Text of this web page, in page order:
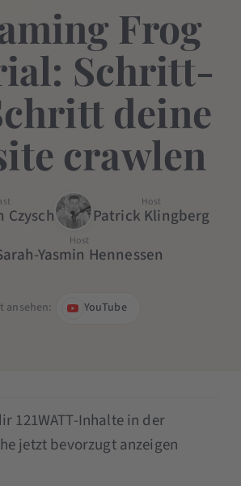
Frog
Schritt-
deine
crawlen
Czysch
Host
Patrick Klingberg
Host
Yasmin Hennessen
ansehen: YouTube
121WATT-Inhalte in der
jetzt bevorzugt anzeigen